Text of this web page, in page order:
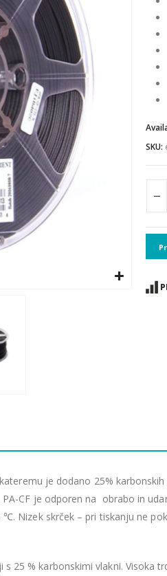
SKU:
je dodano 25%
CF je odporen na obrabo in
Nizek skrček – pri tiskanju ne
s 25 % karbonskimi vlakni. Visoka